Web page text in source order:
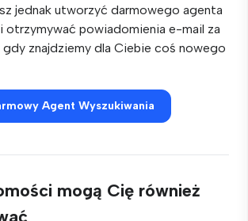
jednak utworzyć darmowego agenta
otrzymywać powiadomienia e-mail za
gdy znajdziemy dla Ciebie coś nowego
Agent Wyszukiwania
mogą Cię również